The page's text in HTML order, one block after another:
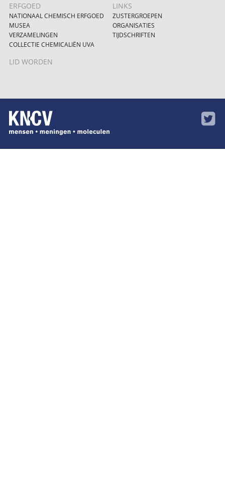
ERFGOED
NATIONAAL CHEMISCH ERFGOED
MUSEA
VERZAMELINGEN
COLLECTIE CHEMICALIËN UVA
LINKS
ZUSTERGROEPEN
ORGANISATIES
TIJDSCHRIFTEN
LID WORDEN